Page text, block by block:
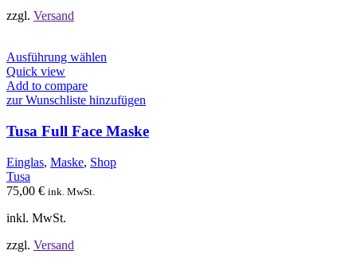
zzgl. Versand
Ausführung wählen
mehrere
auf.
Die
können
Quick view
Add to compare
zur Wunschliste hinzufügen
Tusa Full Face Maske
Einglas, Maske, Shop
Tusa
75,00 € ink. MwSt.
inkl. MwSt.
zzgl. Versand